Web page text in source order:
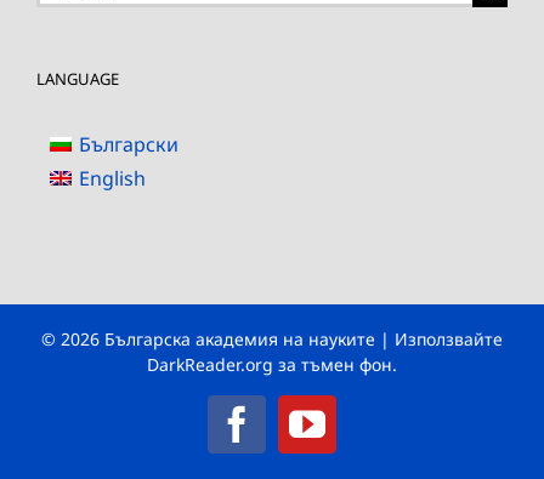
LANGUAGE
Български
English
© 2026 Българска академия на науките | Използвайте
DarkReader.org за тъмен фон.
FacebookYouTube